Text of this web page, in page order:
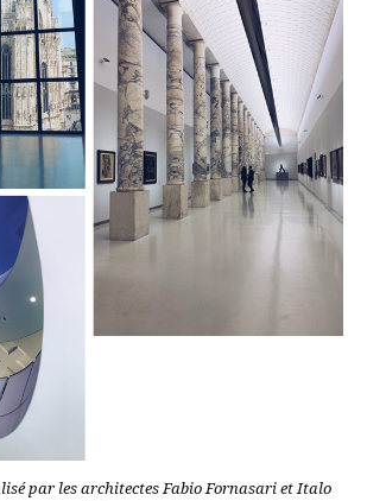
par les architectes Fabio Fornasari et Italo